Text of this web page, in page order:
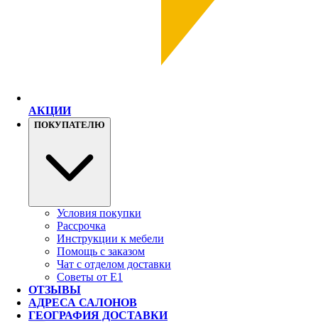
АКЦИИ
ПОКУПАТЕЛЮ
Условия покупки
Рассрочка
Инструкции к мебели
Помощь с заказом
Чат с отделом доставки
Советы от Е1
ОТЗЫВЫ
АДРЕСА САЛОНОВ
ГЕОГРАФИЯ ДОСТАВКИ